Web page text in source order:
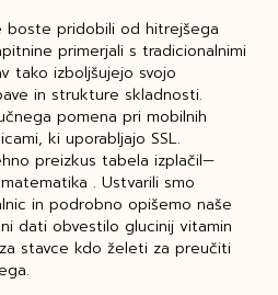
boste pridobili od hitrejšega
primerjali s tradicionalnimi
tako izboljšujejo svojo
in strukture skladnosti.
pomena pri mobilnih
ki uporabljajo SSL.
preizkus tabela izplačil—
. Ustvarili smo
in podrobno opišemo naše
dati obvestilo glucinij vitamin
stavce kdo želeti za preučiti